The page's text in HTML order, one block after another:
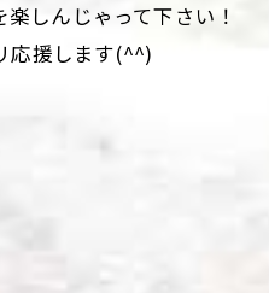
しんじゃって下さい！
応援します(^^)